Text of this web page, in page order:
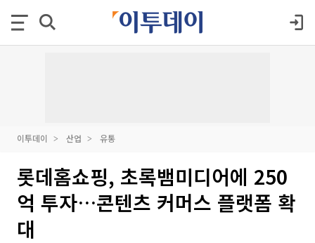
이투데이 산업 유통
롯데홈쇼핑, 초록뱀미디어에 250
억 투자…콘텐츠 커머스 플랫폼 확
대